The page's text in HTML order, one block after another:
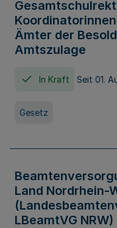
Ämter der
Amtszulage
In Kraft Seit 01.
Gesetz
Land Nordrhein-
LBeamtVG NRW)